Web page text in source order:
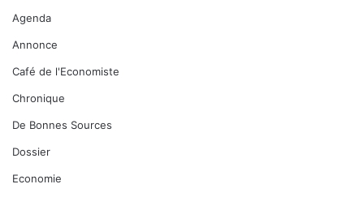
Agenda
Annonce
Café de l'Economiste
Chronique
De Bonnes Sources
Dossier
Economie